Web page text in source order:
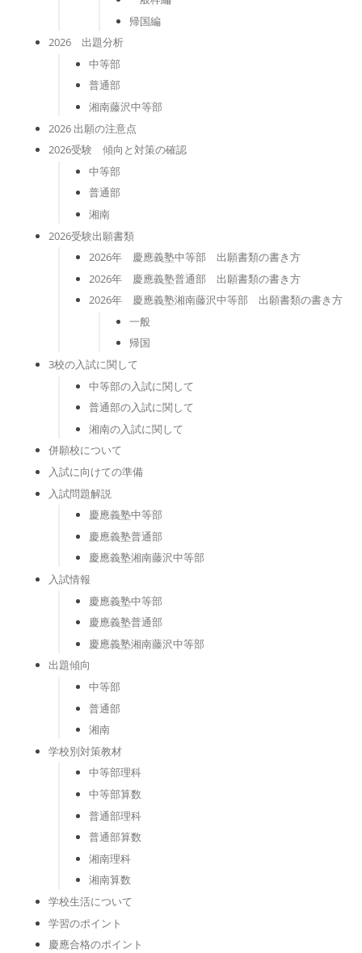
帰国編
2026 出題分析
中等部
普通部
湘南藤沢中等部
2026 出願の注意点
2026受験 傾向と対策の確認
中等部
普通部
湘南
2026受験出願書類
2026年 慶應義塾中等部 出願書類の書き方
2026年 慶應義塾普通部 出願書類の書き方
2026年 慶應義塾湘南藤沢中等部 出願書類の書き方
一般
帰国
3校の入試に関して
中等部の入試に関して
普通部の入試に関して
湘南の入試に関して
併願校について
入試に向けての準備
入試問題解説
慶應義塾中等部
慶應義塾普通部
慶應義塾湘南藤沢中等部
入試情報
慶應義塾中等部
慶應義塾普通部
慶應義塾湘南藤沢中等部
出題傾向
中等部
普通部
湘南
学校別対策教材
中等部理科
中等部算数
普通部理科
普通部算数
湘南理科
湘南算数
学校生活について
学習のポイント
慶應合格のポイント